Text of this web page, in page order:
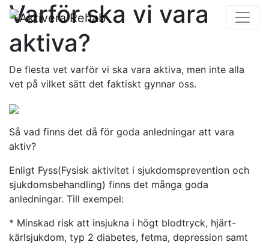
Varför ska vi vara
aktiva?
De flesta vet varför vi ska vara aktiva, men inte alla
vet på vilket sätt det faktiskt gynnar oss.
Så vad finns det då för goda anledningar att vara
aktiv?
Enligt Fyss(Fysisk aktivitet i sjukdomsprevention och
sjukdomsbehandling) finns det många goda
anledningar. Till exempel:
* Minskad risk att insjukna i högt blodtryck, hjärt-
kärlsjukdom, typ 2 diabetes, fetma, depression samt